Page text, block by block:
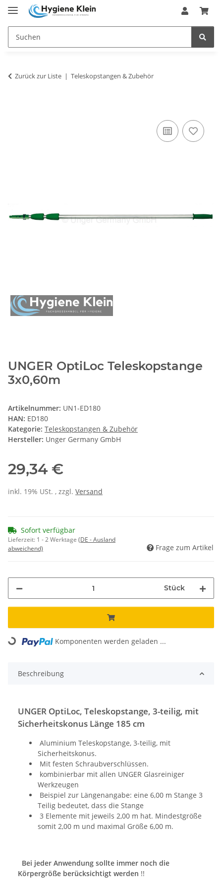
Zurück zur Liste Teleskopstangen & Zubehör
UNGER OptiLoc Teleskopstange
3x0,60m
Artikelnummer: UN1-ED180
HAN: ED180
Kategorie: Teleskopstangen & Zubehör
Hersteller: Unger Germany GmbH
29,34 €
inkl. 19% USt. , zzgl. Versand
Sofort verfügbar
Lieferzeit: 1 - 2 Werktage (DE - Ausland
abweichend)
Frage zum Artikel
Stück
Loading... Komponenten werden geladen ...
Beschreibung
UNGER OptiLoc, Teleskopstange, 3-teilig, mit
Sicherheitskonus Länge 185 cm
Aluminium Teleskopstange, 3-teilig, mit
Sicherheitskonus.
Mit festen Schraubverschlüssen.
kombinierbar mit allen UNGER Glasreiniger
Werkzeugen
Beispiel zur Längenangabe: eine 6,00 m Stange 3
Teilig bedeutet, dass die Stange
3 Elemente mit jeweils 2,00 m hat. Mindestgröße
somit 2,00 m und maximal Größe 6,00 m.
Bei jeder Anwendung sollte immer noch die
Körpergröße berücksichtigt werden !!